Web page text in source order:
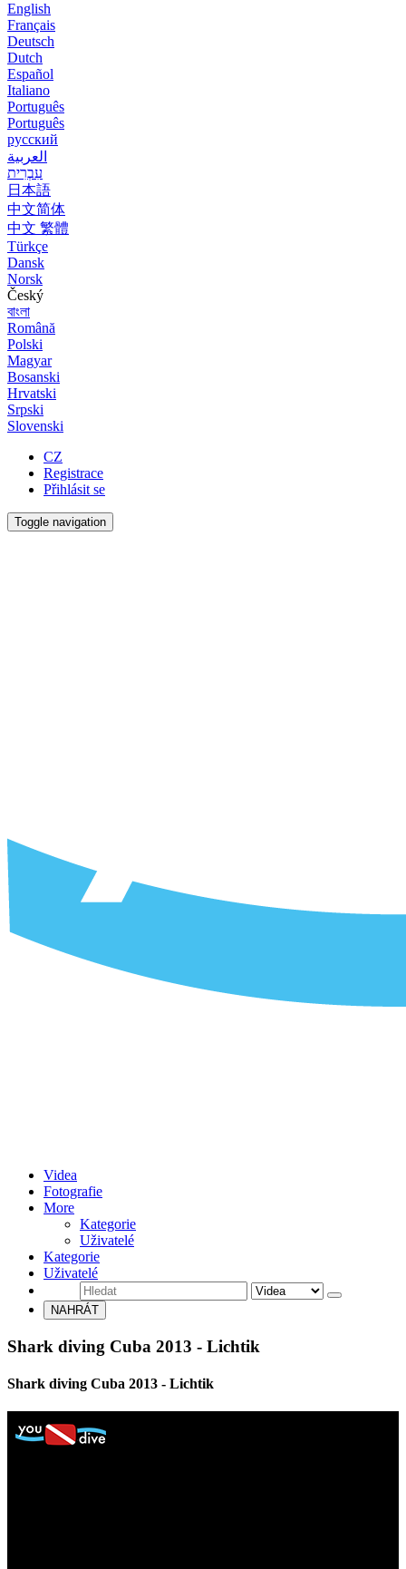
English
Français
Deutsch
Dutch
Español
Italiano
Português
Português
русский
العربية
עִבְרִית
日本語
中文简体
中文 繁體
Türkçe
Dansk
Norsk
Český
বাংলা
Română
Polski
Magyar
Bosanski
Hrvatski
Srpski
Slovenski
CZ
Registrace
Přihlásit se
Toggle navigation
Videa
Fotografie
More
Kategorie
Uživatelé
Kategorie
Uživatelé
NAHRÁT
Shark diving Cuba 2013 - Lichtik
Shark diving Cuba 2013 - Lichtik